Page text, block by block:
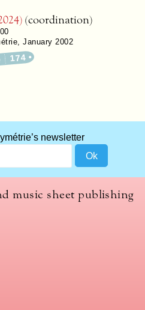
(coordination)
,January 2002
174
newsletter
music sheet publishing